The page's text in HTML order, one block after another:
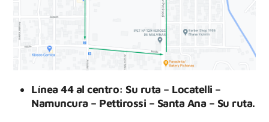
Línea 44 al centro: Su ruta – Locatelli –
Namuncura – Pettirossi – Santa Ana – Su ruta.